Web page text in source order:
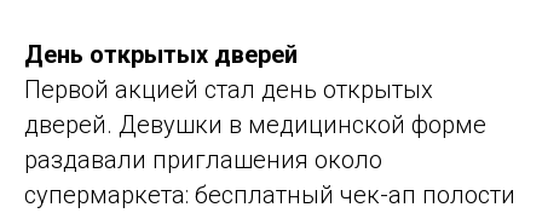
День открытых дверей
Первой акцией стал день открытых
дверей. Девушки в медицинской форме
раздавали приглашения около
супермаркета: бесплатный чек-ап полости